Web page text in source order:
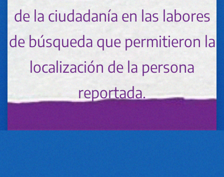
de la ciudadanía en las labores
de búsqueda que permitieron la
localización de la persona
reportada.